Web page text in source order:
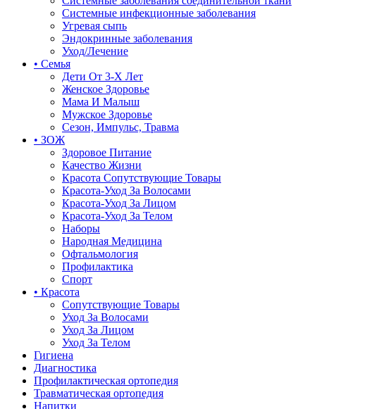
Системные инфекционные заболевания
Угревая сыпь
Эндокринные заболевания
Уход/Лечение
• Семья
Дети От 3-Х Лет
Женское Здоровье
Мама И Малыш
Мужское Здоровье
Сезон, Импульс, Травма
• ЗОЖ
Здоровое Питание
Качество Жизни
Красота Сопутствующие Товары
Красота-Уход За Волосами
Красота-Уход За Лицом
Красота-Уход За Телом
Наборы
Народная Медицина
Офтальмология
Профилактика
Спорт
• Красота
Сопутствующие Товары
Уход За Волосами
Уход За Лицом
Уход За Телом
Гигиена
Диагностика
Профилактическая ортопедия
Травматическая ортопедия
Напитки